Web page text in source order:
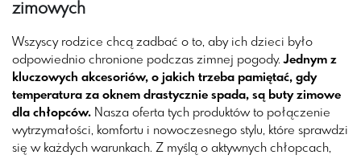
zimowych
Wszyscy rodzice chcą zadbać o to, aby ich dzieci było
odpowiednio chronione podczas zimnej pogody.Jednym z
kluczowych akcesoriów, o jakich trzeba pamiętać, gdy
temperatura za oknem drastycznie spada, są buty zimowe
dla chłopców. Nasza oferta tych produktów to połączenie
wytrzymałości, komfortu i nowoczesnego stylu, które sprawdzi
się w każdych warunkach. Z myślą o aktywnych chłopcach,